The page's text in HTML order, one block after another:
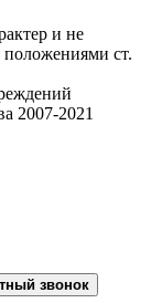
и не
положениями ст.
2007-2021
звонок